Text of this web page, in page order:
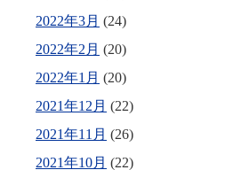
2022年3月 (24)
2022年2月 (20)
2022年1月 (20)
2021年12月 (22)
2021年11月 (26)
2021年10月 (22)